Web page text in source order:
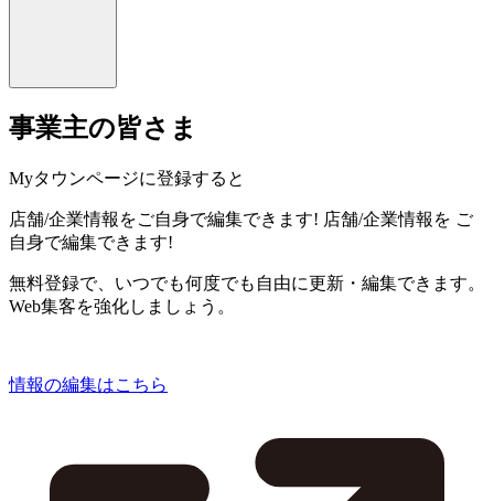
事業主の皆さま
Myタウンページに登録すると
店舗/企業情報をご自身で編集できます! 店舗/企業情報を ご
自身で編集できます!
無料登録で、いつでも何度でも自由に更新・編集できます。
Web集客を強化しましょう。
情報の編集はこちら